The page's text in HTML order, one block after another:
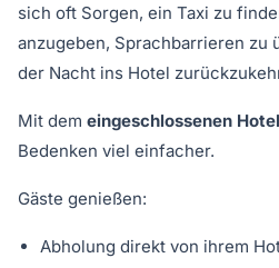
sich oft Sorgen, ein Taxi zu
anzugeben, Sprachbarrieren zu
der Nacht ins Hotel
Mit dem eingeschlossenen
Bedenken viel einfacher.
Gäste genießen:
Abholung direkt von ihrem